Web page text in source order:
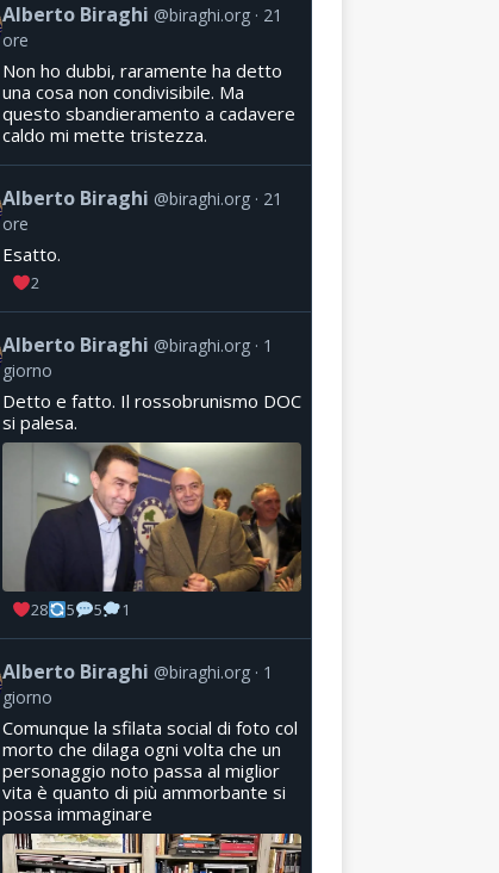
Alberto Biraghi @biraghi.org
21
ore
Non ho dubbi, raramente ha detto
una cosa non condivisibile. Ma
questo sbandieramento a cadavere
caldo mi mette tristezza.
Alberto Biraghi @biraghi.org
21
ore
Esatto.
2
Alberto Biraghi @biraghi.org
1
giorno
Detto e fatto. Il rossobrunismo DOC
si palesa.
28 5 5 1
Alberto Biraghi @biraghi.org
1
giorno
Comunque la sfilata social di foto col
morto che dilaga ogni volta che un
personaggio noto passa al miglior
vita è quanto di più ammorbante si
possa immaginare